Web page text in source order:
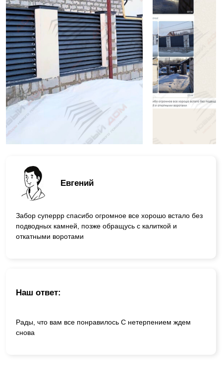
Евгений
Забор суперрр спасибо огромное все хорошо встало без
подводных камней, позже обращусь с калиткой и
откатными воротами
Наш ответ:
Рады, что вам все понравилось С нетерпением ждем
снова